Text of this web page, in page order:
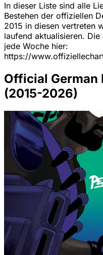
In dieser Liste sind alle
Bestehen der offiziellen
2015 in diesen vertreten
laufend aktualisieren.
jede Woche hier:
https://
Official German
(2015-2026)